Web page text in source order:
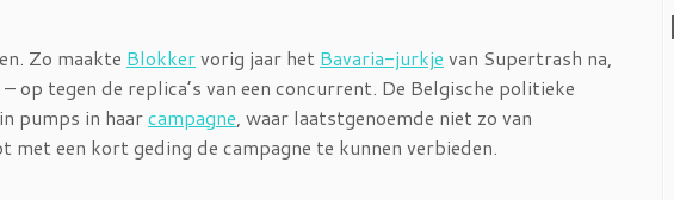
Zo maakte Blokkervorig jaar het Bavaria-jurkje van Supertrash na,
op tegen de replica’s van een concurrent. De Belgische politieke
pumps in haarcampagne, waar laatstgenoemde niet zo van
een kort geding de campagne te kunnen verbieden.